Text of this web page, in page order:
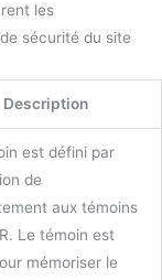
les
sécurité du site
Description
est défini par
de
aux témoins
Le témoin est
mémoriser le